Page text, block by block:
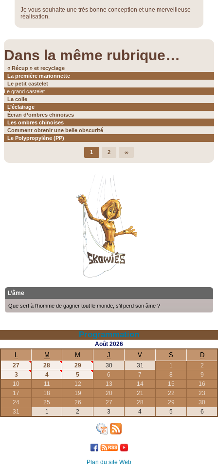
Je vous souhaite une très bonne conception et une merveilleuse
réalisation.
Dans la même rubrique…
« Récup » et recyclage
La première marionnette
Le petit castelet
Le grand castelet
La colle
L’éclairage
Écran d’ombres chinoises
Les ombres chinoises
Comment obtenir une belle obscurité
Le Polypropylène (PP)
1 2 ∞
L’âme
Que sert à l’homme de gagner tout le monde, s’il perd son âme ?
Programmation
Août 2026
L M M J V S D
27 28 29 30 31 1
2
3
4 5 6 7 8
9
10
11 12 13 14 15
16
17
18 19 20 21 22
23
24
25 26 27 28 29
30
31
1 2 3 4 5 6
Plan du site Web